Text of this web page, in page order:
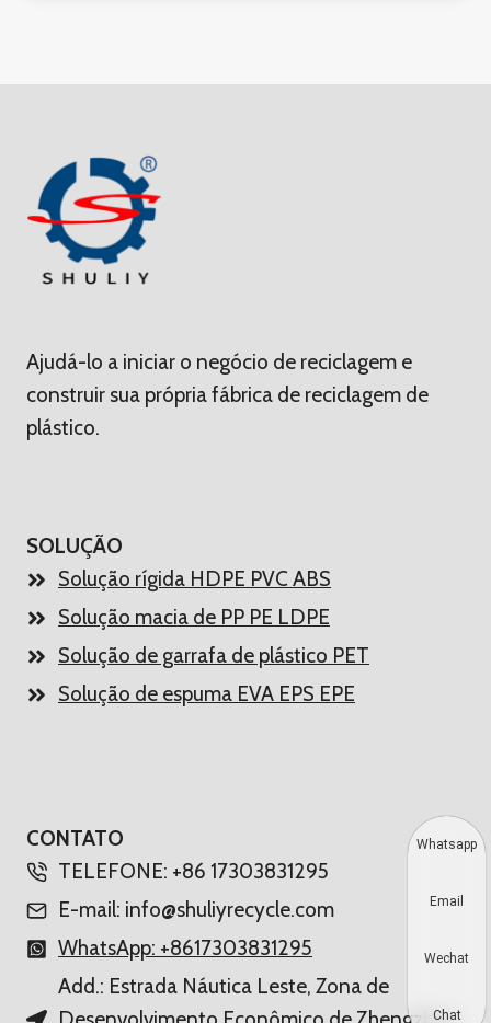
Ajudá-lo a iniciar o negócio de reciclagem e
construir sua própria fábrica de reciclagem de
plástico.
SOLUÇÃO
Solução rígida HDPE PVC ABS
Solução macia de PP PE LDPE
Solução de garrafa de plástico PET
Solução de espuma EVA EPS EPE
CONTATO
TELEFONE: +86 17303831295
E-mail: info@shuliyrecycle.com
WhatsApp: +8617303831295
Add.: Estrada Náutica Leste, Zona de
Whatsapp
Email
Wechat
Chat